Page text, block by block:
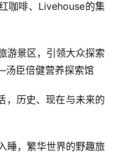
咖啡、Livehouse的集
游景区，引领大众探索
臣倍健营养探索馆
，历史、现在与未来的
睡，繁华世界的野趣旅